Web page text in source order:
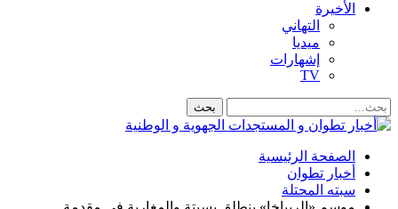
الأخيرة
التهاني
ميديا
إشهارات
TV
الصفحة الرئيسية
أخبار تطوان
سبته المحتلة